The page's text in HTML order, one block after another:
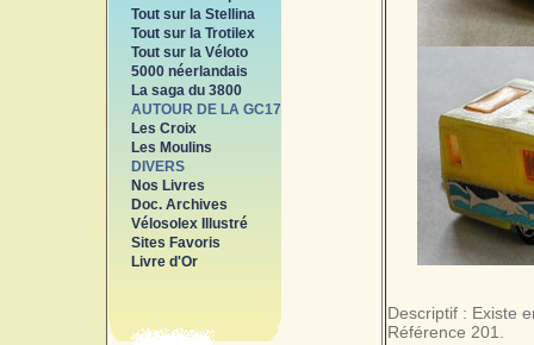
Tout sur la Stellina
Tout sur la Trotilex
Tout sur la Véloto
5000 néerlandais
La saga du 3800
AUTOUR DE LA GC17
Les Croix
Les Moulins
DIVERS
Nos Livres
Doc. Archives
Vélosolex Illustré
Sites Favoris
Livre d'Or
Descriptif : Existe
Référence 201.